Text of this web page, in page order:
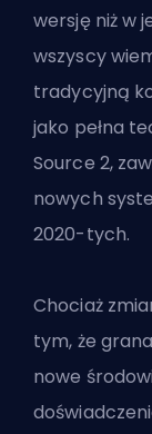
wersję niż w
wszyscy
tradycyjną
jako pełna
Source 2,
nowych
2020-tych.
Chociaż
tym, że
nowe